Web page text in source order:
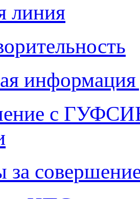
линия
с